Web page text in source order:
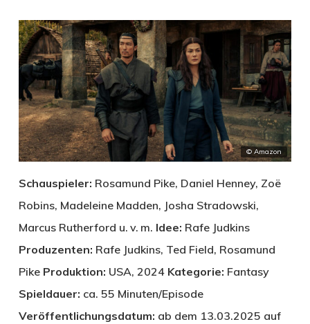
© Amazon
Schauspieler: Rosamund Pike, Daniel Henney, Zoë
Robins, Madeleine Madden, Josha Stradowski,
Marcus Rutherford u. v. m. Idee: Rafe Judkins
Produzenten: Rafe Judkins, Ted Field, Rosamund
Pike Produktion: USA, 2024 Kategorie: Fantasy
Spieldauer: ca. 55 Minuten/Episode
Veröffentlichungsdatum: ab dem 13.03.2025 auf